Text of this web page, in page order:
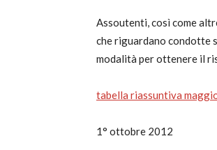
Assoutenti, così come
che riguardano condotte
modalità per ottenere il
tabella riassuntiva
1° ottobre 2012